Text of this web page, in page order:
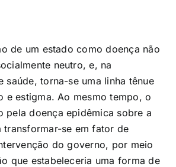
de um estado como doença não
neutro, e, na
saúde, torna-se uma linha tênue
e estigma. Ao mesmo tempo, o
pela doença epidêmica sobre a
transformar-se em fator de
do governo, por meio
que estabeleceria uma forma de